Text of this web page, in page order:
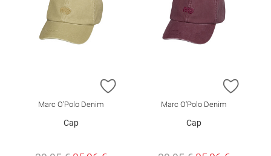
ZUR WUNSCHLISTE HINZUFÜGEN
Marc O'Polo Denim
Cap
ZUR
Marc O'Polo Denim
Cap